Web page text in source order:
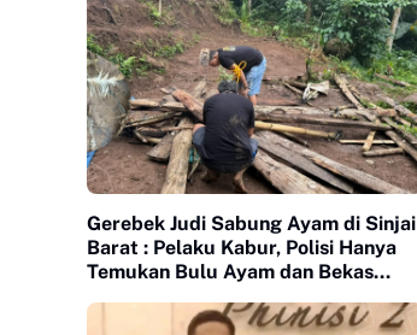
Gerebek Judi Sabung Ayam di Sinjai
Barat : Pelaku Kabur, Polisi Hanya
Temukan Bulu Ayam dan Bekas